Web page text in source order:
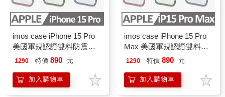
imos case iPhone 15 Pro
美國軍規認證雙料防震保
護殼 彩框
1290 特價 890 元
加入購物車
imos case iPhone 15 Pro
Max 美國軍規認證雙料防
震保護殼 彩框
1290 特價 890 元
加入購物車